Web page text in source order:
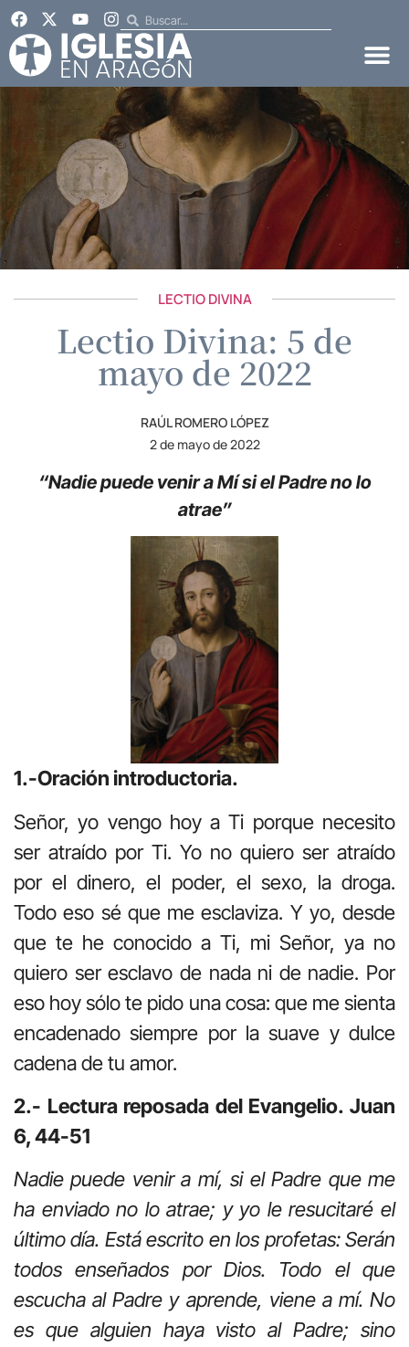
LECTIO DIVINA
Lectio Divina: 5 de
mayo de 2022
RAÚL ROMERO LÓPEZ
2 de mayo de 2022
“Nadie puede venir a Mí si el Padre no lo
atrae”
1.-Oración introductoria.
Señor, yo vengo hoy a Ti porque necesito
ser atraído por Ti. Yo no quiero ser atraído
por el dinero, el poder, el sexo, la droga.
Todo eso sé que me esclaviza. Y yo, desde
que te he conocido a Ti, mi Señor, ya no
quiero ser esclavo de nada ni de nadie. Por
eso hoy sólo te pido una cosa: que me sienta
encadenado siempre por la suave y dulce
cadena de tu amor.
2.- Lectura reposada del Evangelio. Juan
6, 44-51
Nadie puede venir a mí, si el Padre que me
ha enviado no lo atrae; y yo le resucitaré el
último día. Está escrito en los profetas: Serán
todos enseñados por Dios. Todo el que
escucha al Padre y aprende, viene a mí. No
es que alguien haya visto al Padre; sino